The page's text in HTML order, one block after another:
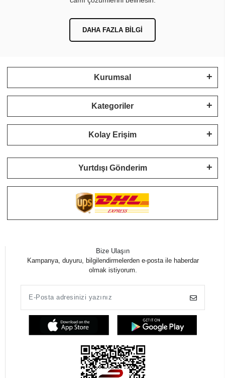
DAHA FAZLA BILGI
Kurumsal
Kategoriler
Kolay Erişim
Yurtdışı Gönderim
Bize Ulaşın
Kampanya, duyuru, bilgilendirmelerden e-posta ile haberdar
olmak istiyorum.